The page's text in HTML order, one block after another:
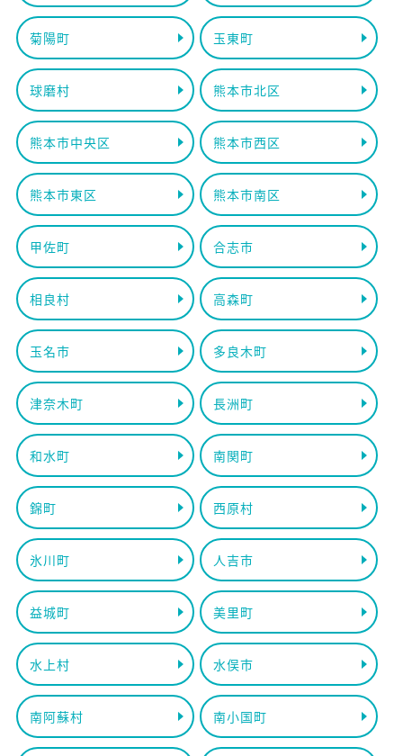
菊陽町 玉東町
球磨村 熊本市北区
熊本市中央区 熊本市西区
熊本市東区 熊本市南区
甲佐町 合志市
相良村 高森町
玉名市 多良木町
津奈木町 長洲町
和水町 南関町
錦町 西原村
氷川町 人吉市
益城町 美里町
水上村 水俣市
南阿蘇村 南小国町